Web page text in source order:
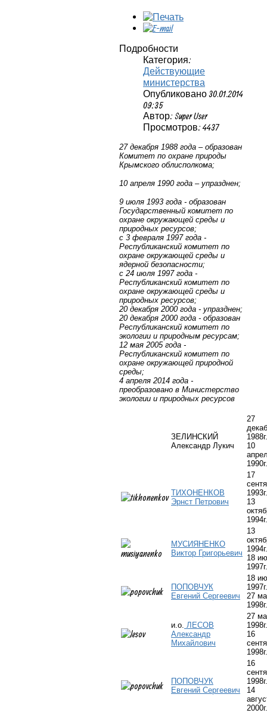
Подробности
Категория:
Действующие
министерства
Опубликовано 30.01.2014
09:35
Автор: Super User
Просмотров: 4437
27 декабря 1988 года – образован
Комитет по охране природы
Крымского облисполкома;
10 апреля 1990 года – упразднен;
9 июля 1993 года - образован
Государственный комитет по
охране окружающей среды и
природных ресурсов;
с 3 февраля 1997 года -
Республиканский комитет по
охране окружающей среды и
ядерной безопасности;
с 24 июля 1997 года -
Республиканский комитет по
охране окружающей среды и
природных ресурсов;
20 декабря 2000 года - упразднен;
20 декабря 2000 года - образован
Республиканский комитет по
экологии и природным ресурсам;
12 мая 2005 года -
Республиканский комитет по
охране окружающей природной
среды;
4 апреля 2014 года -
преобразовано в Министерство
экологии и природных ресурсов
ЗЕЛИНСКИЙ
Александр Лукич
27
10
ТИХОНЕНКОВ
Эрнст Петрович
17
13
1994г.
МУСИЯНЕНКО
Виктор Григорьевич
13
18
1997г.
ПОПОВЧУК
Евгений Сергеевич
18
27
1998г.
и.о. ЛЕСОВ
Александр
Михайлович
27
16
1998г.
ПОПОВЧУК
Евгений Сергеевич
16
14
2000г.